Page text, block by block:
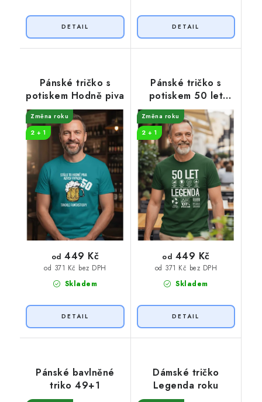
Pánské tričko s
potiskem Hodně piva
Změna roku
2 + 1
Skladem
od 371 Kč bez DPH
od 449 Kč
Pánské tričko s
potiskem 50 let
legenda symboly
Změna roku
2 + 1
Skladem
od 371 Kč bez DPH
od 449 Kč
Pánské bavlněné
triko 49+1
Dámské tričko
Legenda roku